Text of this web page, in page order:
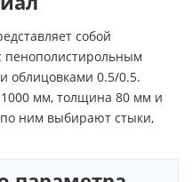
собой
пенополистирольным
облицовками 0.5/0.5.
мм, толщина 80 мм и
по ним выбирают стыки,